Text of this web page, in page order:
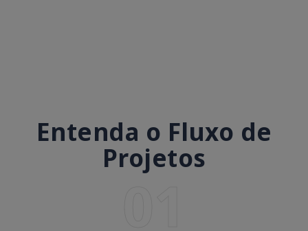
Entenda o Fluxo de
Projetos